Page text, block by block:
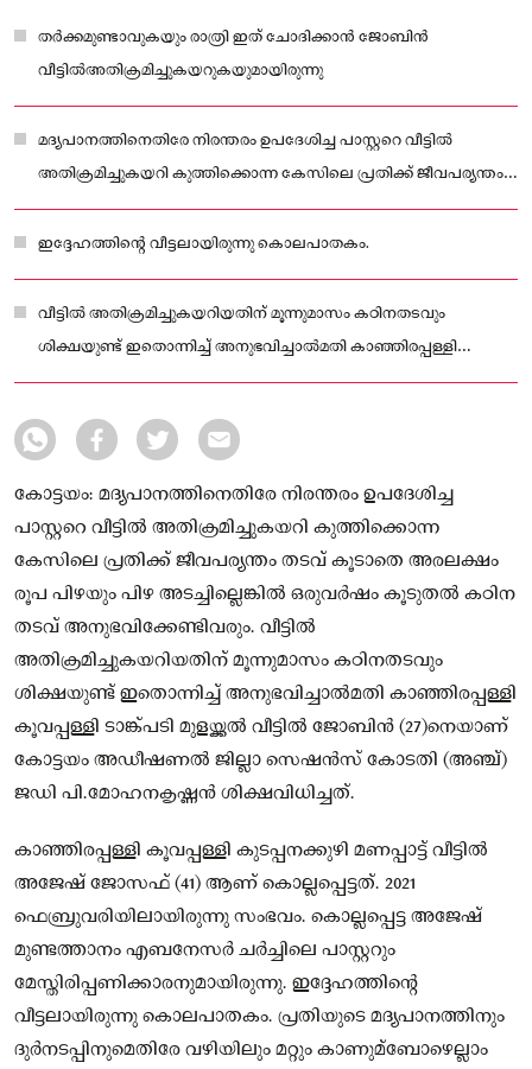
തർക്കമുണ്ടാവുകയും രാത്രി ഇത് ചോദിക്കാൻ ജോബിൻ
വീട്ടിൽഅതിക്രമിച്ചുകയറുകയുമായിരുന്നു
മദ്യപാനത്തിനെതിരേ നിരന്തരം ഉപദേശിച്ച പാസ്റ്ററെ വീട്ടിൽ
അതിക്രമിച്ചുകയറി കുത്തിക്കൊന്ന കേസിലെ പ്രതിക്ക് ജീവപര്യന്തം
തടവ്
ഇദ്ദേഹത്തിന്റെ വീട്ടലായിരുന്നു കൊലപാതകം.
വീട്ടിൽ അതിക്രമിച്ചുകയറിയതിന് മൂന്നുമാസം കഠിനതടവും
ശിക്ഷയുണ്ട് ഇതൊന്നിച്ച് അനുഭവിച്ചാൽമതി കാഞ്ഞിരപ്പള്ളി
കൂവപ്പള്ളി ടാങ്ക്പടി മുളയ്ക്കൽ വീട്ടിൽ ജോബിൻ (27)നെയാണ്
കോട്ടയം: മദ്യപാനത്തിനെതിരേ നിരന്തരം ഉപദേശിച്ച
പാസ്റ്ററെ വീട്ടിൽ അതിക്രമിച്ചുകയറി കുത്തിക്കൊന്ന
കേസിലെ പ്രതിക്ക് ജീവപര്യന്തം തടവ് കൂടാതെ അരലക്ഷം
രൂപ പിഴയും പിഴ അടച്ചില്ലെങ്കിൽ ഒരുവർഷം കൂടുതൽ കഠിന
തടവ് അനുഭവിക്കേണ്ടിവരും. വീട്ടിൽ
അതിക്രമിച്ചുകയറിയതിന് മൂന്നുമാസം കഠിനതടവും
ശിക്ഷയുണ്ട് ഇതൊന്നിച്ച് അനുഭവിച്ചാൽമതി കാഞ്ഞിരപ്പള്ളി
കൂവപ്പള്ളി ടാങ്ക്പടി മുളയ്ക്കൽ വീട്ടിൽ ജോബിൻ (27)നെയാണ്
കോട്ടയം അഡീഷണൽ ജില്ലാ സെഷൻസ് കോടതി (അഞ്ച്)
ജഡി പി.മോഹനകൃഷ്ണൻ ശിക്ഷവിധിച്ചത്.
കാഞ്ഞിരപ്പള്ളി കൂവപ്പള്ളി കുടപ്പനക്കുഴി മണപ്പാട്ട് വീട്ടിൽ
അജേഷ് ജോസഫ് (41) ആണ് കൊല്ലപ്പെട്ടത്. 2021
ഫെബ്രുവരിയിലായിരുന്നു സംഭവം. കൊല്ലപ്പെട്ട അജേഷ്
മുണ്ടത്താനം എബനേസർ ചർച്ചിലെ പാസ്റ്ററും
മേസ്തിരിപ്പണിക്കാരനുമായിരുന്നു. ഇദ്ദേഹത്തിന്റെ
വീട്ടലായിരുന്നു കൊലപാതകം. പ്രതിയുടെ മദ്യപാനത്തിനും
ദുർനടപ്പിനുമെതിരേ വഴിയിലും മറ്റും കാണുമ്ബോഴെല്ലാം